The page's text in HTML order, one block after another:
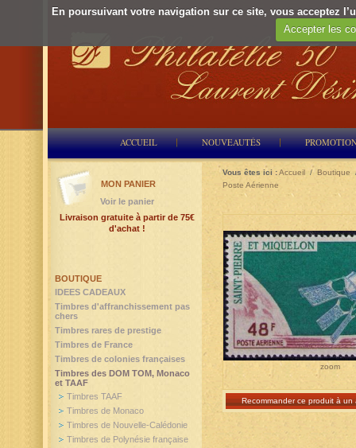
En poursuivant votre navigation sur ce site, vous acceptez
Accepter les
ACCUEIL NOUVEAUTÉS
Vous êtes ici :Accueil / Boutique
Poste Aérienne
zoom
Recommander ce produit à un
BOUTIQUE
IDEES CADEAUX
Timbres d'affranchissement pas
chers
Timbres rares de prestige
Timbres de France
Timbres de colonies françaises
Timbres des DOM TOM, Monaco
et TAAF
Timbres TAAF
Timbres de Monaco
Timbres de Nouvelle-Calédonie
Timbres de Polynésie française
MON PANIER
Voir le panier
Livraison gratuite à partir de 75€
d'achat !